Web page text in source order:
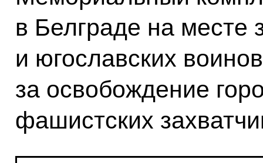
в Белграде на месте
и югославских
за освобождение
фашистских